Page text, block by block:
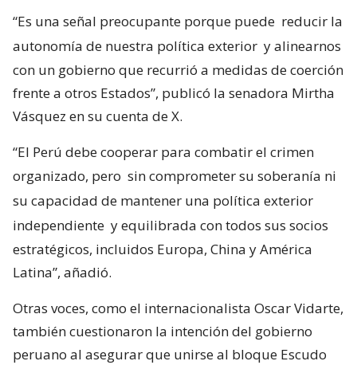
“Es una señal preocupante porque puede reducir la
autonomía de nuestra política exterior y alinearnos
con un gobierno que recurrió a medidas de coerción
frente a otros Estados”, publicó la senadora Mirtha
Vásquez en su cuenta de X.
“El Perú debe cooperar para combatir el crimen
organizado, pero sin comprometer su soberanía ni
su capacidad de mantener una política exterior
independiente y equilibrada con todos sus socios
estratégicos, incluidos Europa, China y América
Latina”, añadió.
Otras voces, como el internacionalista Oscar Vidarte,
también cuestionaron la intención del gobierno
peruano al asegurar que unirse al bloque Escudo